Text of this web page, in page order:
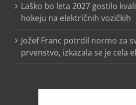
Laško bo leta 2027 gostilo
hokeju na električnih vozičkih
Jožef Franc potrdil normo za
prvenstvo, izkazala se je cela